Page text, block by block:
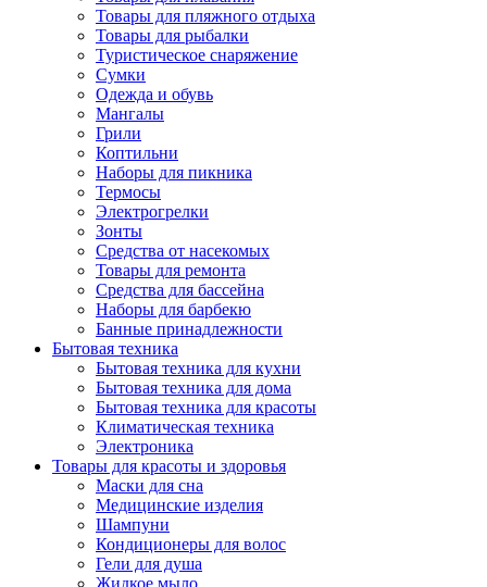
Товары для пляжного отдыха
Товары для рыбалки
Туристическое снаряжение
Сумки
Одежда и обувь
Мангалы
Грили
Коптильни
Наборы для пикника
Термосы
Электрогрелки
Зонты
Средства от насекомых
Товары для ремонта
Средства для бассейна
Наборы для барбекю
Банные принадлежности
Бытовая техника
Бытовая техника для кухни
Бытовая техника для дома
Бытовая техника для красоты
Климатическая техника
Электроника
Товары для красоты и здоровья
Маски для сна
Медицинские изделия
Шампуни
Кондиционеры для волос
Гели для душа
Жидкое мыло